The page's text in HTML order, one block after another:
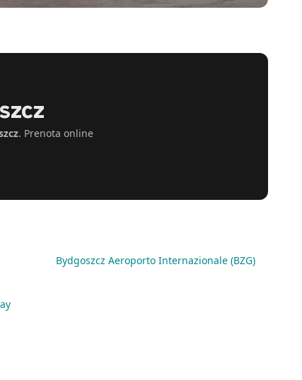
. Prenota online
Bydgoszcz Aeroporto Internazionale (BZG)